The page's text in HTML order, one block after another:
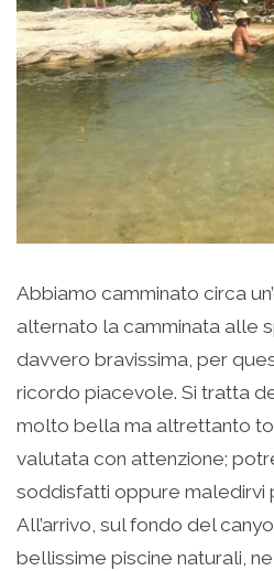
Abbiamo camminato circa
alternato la camminata alle
davvero bravissima, per
ricordo piacevole. Si tratta
molto bella ma altrettanto
valutata con attenzione;
soddisfatti oppure maledirvi
All’arrivo, sul fondo del
bellissime piscine naturali,